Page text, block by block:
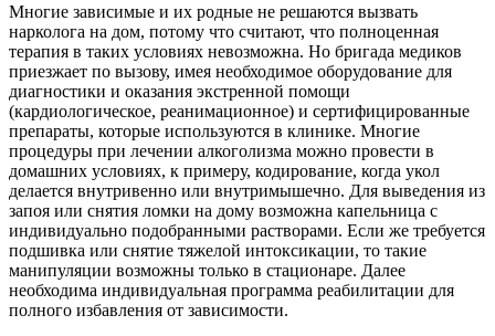
Многие зависимые и их родные не решаются вызвать
нарколога на дом, потому что считают, что полноценная
терапия в таких условиях невозможна. Но бригада медиков
приезжает по вызову, имея необходимое оборудование для
диагностики и оказания экстренной помощи
(кардиологическое, реанимационное) и сертифицированные
препараты, которые используются в клинике. Многие
процедуры при лечении алкоголизма можно провести в
домашних условиях, к примеру, кодирование, когда укол
делается внутривенно или внутримышечно. Для выведения из
запоя или снятия ломки на дому возможна капельница с
индивидуально подобранными растворами. Если же требуется
подшивка или снятие тяжелой интоксикации, то такие
манипуляции возможны только в стационаре. Далее
необходима индивидуальная программа реабилитации для
полного избавления от зависимости.